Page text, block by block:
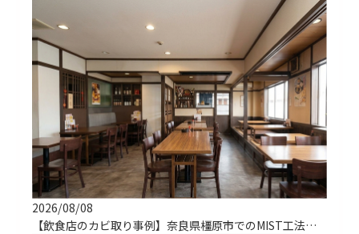
2026/08/08
【飲食店のカビ取り事例】奈良県橿原市でのMIST工法による解決実績